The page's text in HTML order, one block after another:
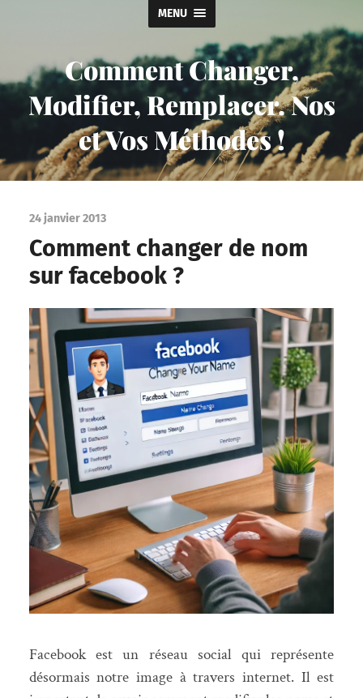
MENU
Comment Changer,
Modifier, Remplacer. Nos
et Vos Méthodes !
24 janvier 2013
Comment changer de nom
sur facebook ?
Facebook est un réseau social qui représente
désormais notre image à travers internet. Il est